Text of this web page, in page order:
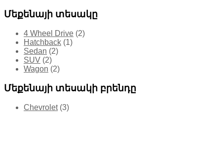
Մեքենայի տեսակը
4 Wheel Drive (2)
Hatchback (1)
Sedan (2)
SUV (2)
Wagon (2)
Մեքենայի տեսակի բրենդը
Chevrolet (3)